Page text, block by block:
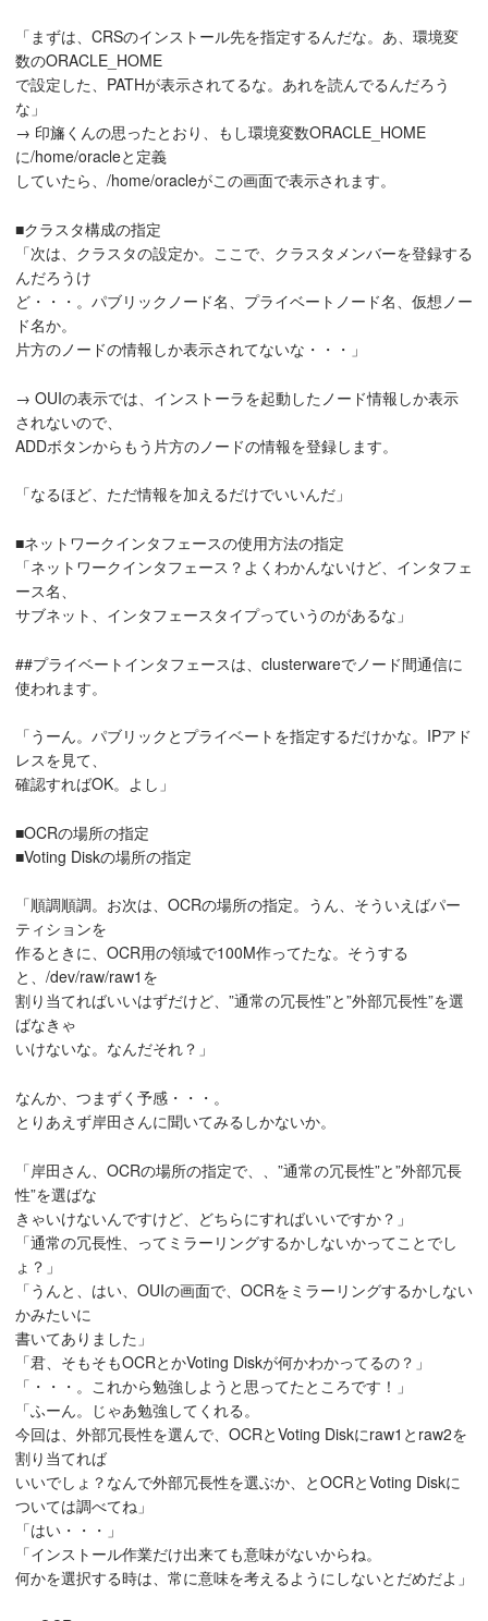
「まずは、CRSのインストール先を指定するんだな。あ、環境変
数のORACLE_HOME
で設定した、PATHが表示されてるな。あれを読んでるんだろう
な」
→ 印旛くんの思ったとおり、もし環境変数ORACLE_HOME
に/home/oracleと定義
していたら、/home/oracleがこの画面で表示されます。
■クラスタ構成の指定
「次は、クラスタの設定か。ここで、クラスタメンバーを登録する
んだろうけ
ど・・・。パブリックノード名、プライベートノード名、仮想ノー
ド名か。
片方のノードの情報しか表示されてないな・・・」
→ OUIの表示では、インストーラを起動したノード情報しか表示
されないので、
ADDボタンからもう片方のノードの情報を登録します。
「なるほど、ただ情報を加えるだけでいいんだ」
■ネットワークインタフェースの使用方法の指定
「ネットワークインタフェース？よくわかんないけど、インタフェ
ース名、
サブネット、インタフェースタイプっていうのがあるな」
##プライベートインタフェースは、clusterwareでノード間通信に
使われます。
「うーん。パブリックとプライベートを指定するだけかな。IPアド
レスを見て、
確認すればOK。よし」
■OCRの場所の指定
■Voting Diskの場所の指定
「順調順調。お次は、OCRの場所の指定。うん、そういえばパー
ティションを
作るときに、OCR用の領域で100M作ってたな。そうする
と、/dev/raw/raw1を
割り当てればいいはずだけど、”通常の冗長性”と”外部冗長性”を選
ばなきゃ
いけないな。なんだそれ？」
なんか、つまずく予感・・・。
とりあえず岸田さんに聞いてみるしかないか。
「岸田さん、OCRの場所の指定で、、”通常の冗長性”と”外部冗長
性”を選ばな
きゃいけないんですけど、どちらにすればいいですか？」
「通常の冗長性、ってミラーリングするかしないかってことでし
ょ？」
「うんと、はい、OUIの画面で、OCRをミラーリングするかしない
かみたいに
書いてありました」
「君、そもそもOCRとかVoting Diskが何かわかってるの？」
「・・・。これから勉強しようと思ってたところです！」
「ふーん。じゃあ勉強してくれる。
今回は、外部冗長性を選んで、OCRとVoting Diskにraw1とraw2を
割り当てれば
いいでしょ？なんで外部冗長性を選ぶか、とOCRとVoting Diskに
ついては調べてね」
「はい・・・」
「インストール作業だけ出来ても意味がないからね。
何かを選択する時は、常に意味を考えるようにしないとだめだよ」